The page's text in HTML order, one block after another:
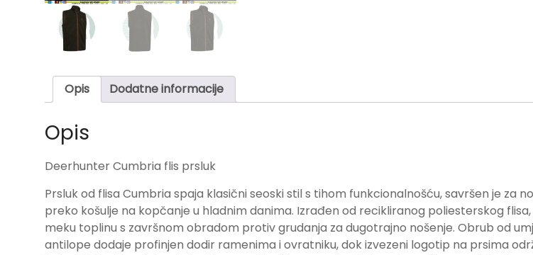
Opis Dodatne informacije
Opis
Deerhunter Cumbria flis prsluk
Prsluk od flisa Cumbria spaja klasični seoski stil s tihom funkcionalnošću, savršen je za
preko košulje na kopčanje u hladnim danima. Izrađen od recikliranog poliesterskog flisa,
meku toplinu s završnom obradom protiv grudanja za dugotrajno nošenje. Obrub od
antilope dodaje profinjen dodir ramenima i ovratniku, dok izvezeni logotip na prsima